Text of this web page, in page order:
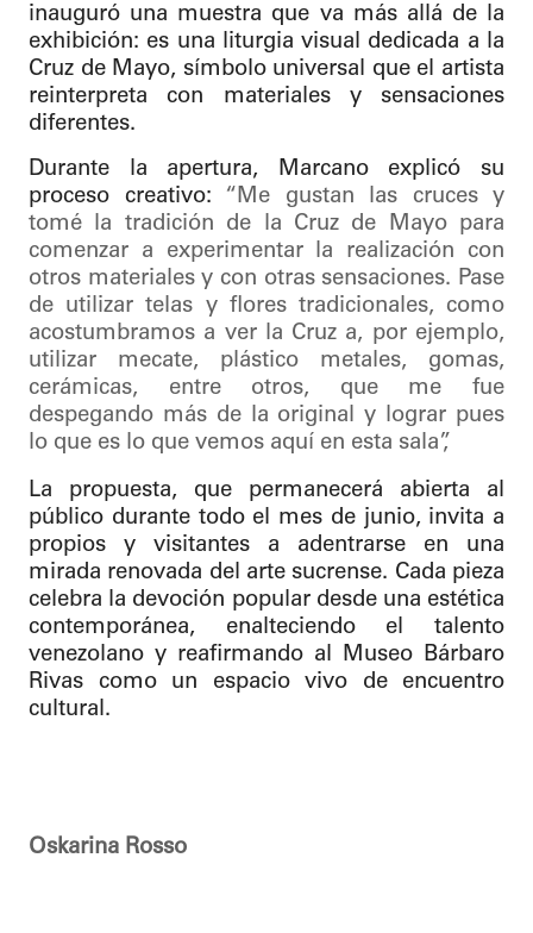
inauguró una muestra que va más allá de la
exhibición: es una liturgia visual dedicada a la
Cruz de Mayo, símbolo universal que el artista
reinterpreta con materiales y sensaciones
diferentes.
Durante la apertura, Marcano explicó su
proceso creativo: “Me gustan las cruces y
tomé la tradición de la Cruz de Mayo para
comenzar a experimentar la realización con
otros materiales y con otras sensaciones. Pase
de utilizar telas y flores tradicionales, como
acostumbramos a ver la Cruz a, por ejemplo,
utilizar mecate, plástico metales, gomas,
cerámicas, entre otros, que me fue
despegando más de la original y lograr pues
lo que es lo que vemos aquí en esta sala”,
La propuesta, que permanecerá abierta al
público durante todo el mes de junio, invita a
propios y visitantes a adentrarse en una
mirada renovada del arte sucrense. Cada pieza
celebra la devoción popular desde una estética
contemporánea, enalteciendo el talento
venezolano y reafirmando al Museo Bárbaro
Rivas como un espacio vivo de encuentro
cultural.
Oskarina Rosso